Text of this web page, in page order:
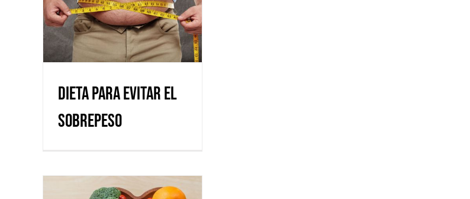
Dieta para evitar el
sobrepeso
Dieta para evitar el
sobrepeso